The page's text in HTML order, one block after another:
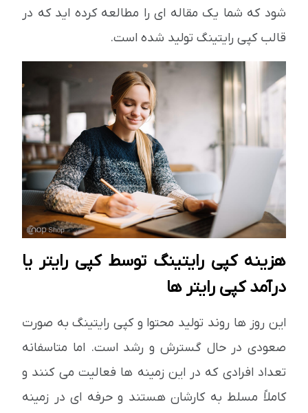
شود که شما یک مقاله ای را مطالعه کرده اید که در
قالب کپی رایتینگ تولید شده است.
هزینه کپی رایتینگ توسط کپی رایتر یا
درآمد کپی رایتر ها
این روز ها روند تولید محتوا و کپی رایتینگ به صورت
صعودی در حال گسترش و رشد است. اما متاسفانه
تعداد افرادی که در این زمینه ها فعالیت می کنند و
کاملاً مسلط به کارشان هستند و حرفه ای در زمینه